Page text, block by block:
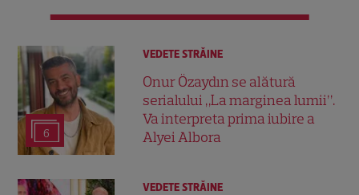
6
VEDETE STRĂINE
Onur Özaydın se alătură
serialului „La marginea lumii”.
Va interpreta prima iubire a
Alyei Albora
VEDETE STRĂINE